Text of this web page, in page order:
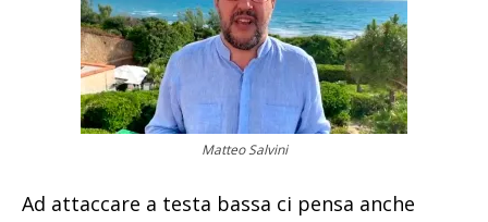
Matteo Salvini
Ad attaccare a testa bassa ci pensa anche